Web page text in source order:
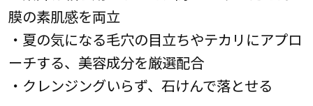
膜の素肌感を両立
・夏の気になる毛穴の目立ちやテカリにアプロ
ーチする、美容成分を厳選配合
・クレンジングいらず、石けんで落とせる